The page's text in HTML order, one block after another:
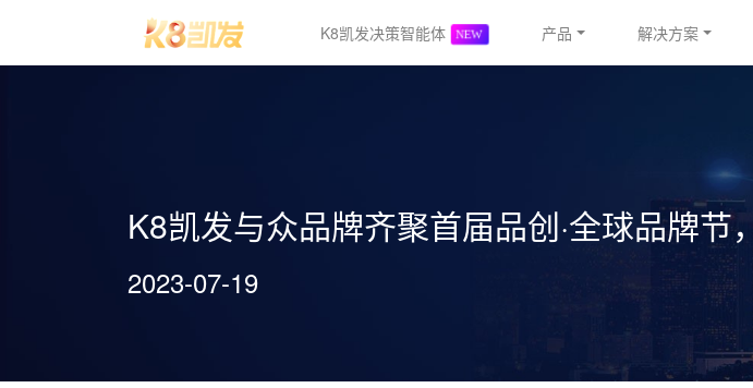
K8凯发决策智能体 产品 解决方案
K8凯发与众品牌齐聚首届品创·全球品牌节
2023-07-19